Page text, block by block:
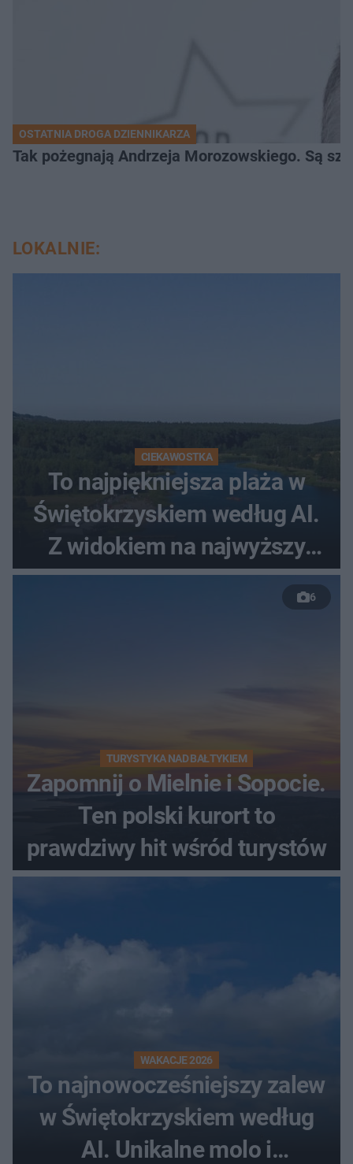
OSTATNIA DROGA DZIENNIKARZA
Tak pożegnają Andrzeja Morozowskiego. Są
LOKALNIE:
CIEKAWOSTKA
To najpiękniejsza plaża w
Świętokrzyskiem według AI.
Z widokiem na najwyższy
szczyt Gór Świętokrzyskich
6
TURYSTYKA NAD BAŁTYKIEM
Zapomnij o Mielnie i Sopocie.
Ten polski kurort to
prawdziwy hit wśród turystów
WAKACJE 2026
To najnowocześniejszy zalew
w Świętokrzyskiem według
AI. Unikalne molo i